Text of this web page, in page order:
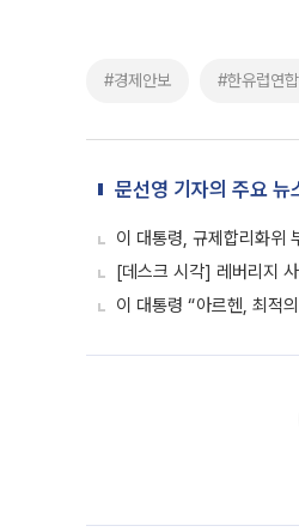
#경제안보 #한유럽연
문선영 기자의 주요 뉴
이 대통령, 규제합리화위
[데스크 시각] 레버리지 사
이 대통령 “아르헨, 최적